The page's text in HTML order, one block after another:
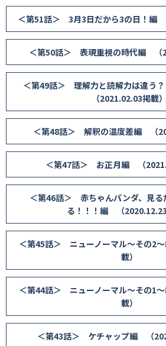
＜第51話＞ 3月3日だから3の日！編
＜第50話＞ 表現重視の時代編 （
＜第49話＞ 理解力と読解力は違う
（2021.02.03掲載）
＜第48話＞ 解釈の温度差編 （
＜第47話＞ お正月編 （
＜第46話＞ 赤ちゃんパンダ、見る
る！！！編 （2020.12.23
＜第45話＞ ニューノーマル〜その2
載）
＜第44話＞ ニューノーマル〜その1
載）
＜第43話＞ ケチャップ編 （